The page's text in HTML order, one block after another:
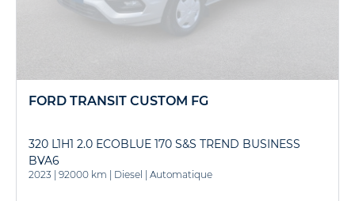
FORD TRANSIT CUSTOM FG
320 L1H1 2.0 ECOBLUE 170 S&S TREND BUSINESS
BVA6
2023 92000 km Diesel Automatique